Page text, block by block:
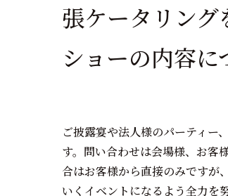
張ケータリン
ショーの内容に
ご披露宴や法人様のパーティー
す。問い合わせは会場様、お客
合はお客様から直接のみですが
いくイベントになるよう全力を